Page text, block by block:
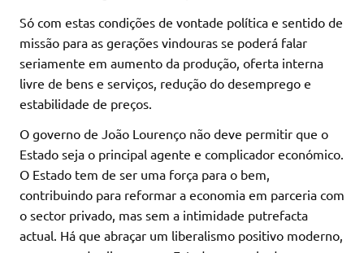
Só com estas condições de vontade política e sentido de
missão para as gerações vindouras se poderá falar
seriamente em aumento da produção, oferta interna
livre de bens e serviços, redução do desemprego e
estabilidade de preços.
O governo de João Lourenço não deve permitir que o
Estado seja o principal agente e complicador económico.
O Estado tem de ser uma força para o bem,
contribuindo para reformar a economia em parceria com
o sector privado, mas sem a intimidade putrefacta
actual. Há que abraçar um liberalismo positivo moderno,